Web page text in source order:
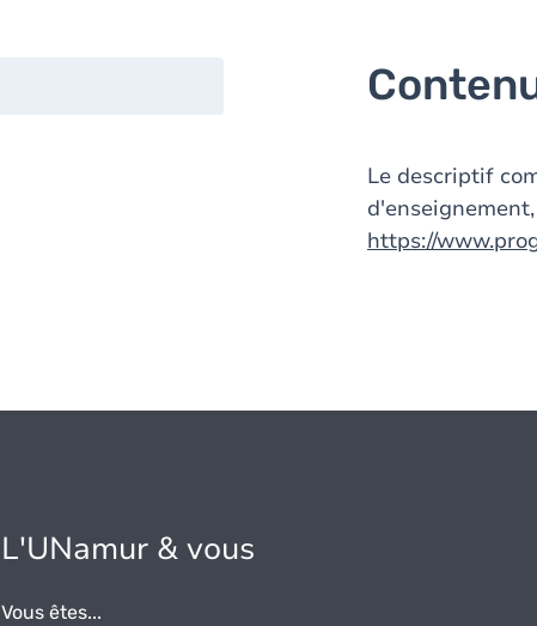
Le descriptif
https://
L'UNamur & vous
Vous êtes...